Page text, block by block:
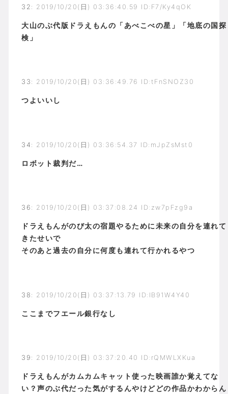
32 : 2019/10/20(日) 03:36:40.59 ID:F7/Ky4qOK
大山のぶ代版ドラえもんの「あべこべの星」「地底の国探
検」
33 : 2019/10/20(日) 03:36:49.76 ID:tFnSNOZ30
つよいいし
34 : 2019/10/20(日) 03:36:54.37 ID:mJpZsMst0
ロボット裁判だ…
36 : 2019/10/20(日) 03:37:08.24 ID:zw7pFzg9a
ドラえもんがのび太の宿題やるために未来の自分を連れて
きたせいで
そのあと過去の自分に何度も連れて行かれるやつ
38 : 2019/10/20(日) 03:37:13.79 ID:IB91W4Y40
ここまでフエール銀行なし
39 : 2019/10/20(日) 03:37:20.40 ID:rQMWLXKua
ドラえもんがカムカムキャット使った映画誰か覚えてな
い？声のぶ代だった気がするんやけどどの作品かわからん